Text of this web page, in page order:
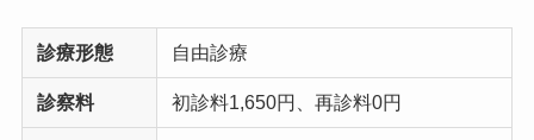
診療形態 自由診療
診察料 初診料1,650円、再診料0円